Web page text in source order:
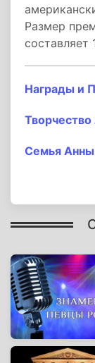
Размер
составляет
Награды и
Семья